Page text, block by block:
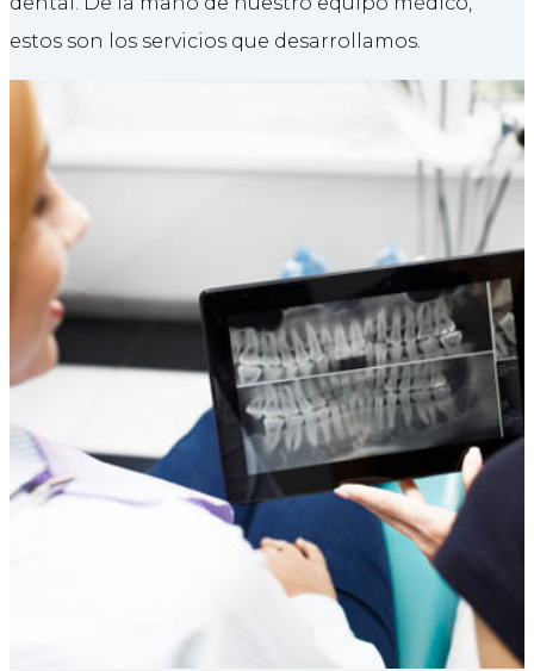
estos son los servicios que desarrollamos.